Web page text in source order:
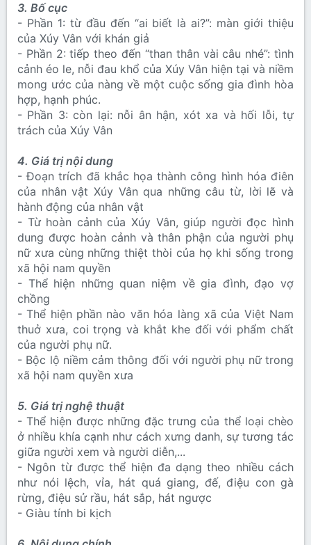
3. Bố cục
- Phần 1: từ đầu đến “ai biết là ai?”: màn giới thiệu
của Xúy Vân với khán giả
- Phần 2: tiếp theo đến “than thân vài câu nhé”: tình
cảnh éo le, nỗi đau khổ của Xúy Vân hiện tại và niềm
mong ước của nàng về một cuộc sống gia đình hòa
hợp, hạnh phúc.
- Phần 3: còn lại: nỗi ân hận, xót xa và hối lỗi, tự
trách của Xúy Vân
4. Giá trị nội dung
- Đoạn trích đã khắc họa thành công hình hóa điên
của nhân vật Xúy Vân qua những câu từ, lời lẽ và
hành động của nhân vật
- Từ hoàn cảnh của Xúy Vân, giúp người đọc hình
dung được hoàn cảnh và thân phận của người phụ
nữ xưa cùng những thiệt thòi của họ khi sống trong
xã hội nam quyền
- Thể hiện những quan niệm về gia đình, đạo vợ
chồng
- Thể hiện phần nào văn hóa làng xã của Việt Nam
thuở xưa, coi trọng và khắt khe đối với phẩm chất
của người phụ nữ.
- Bộc lộ niềm cảm thông đối với người phụ nữ trong
xã hội nam quyền xưa
5. Giá trị nghệ thuật
- Thể hiện được những đặc trưng của thể loại chèo
ở nhiều khía cạnh như cách xưng danh, sự tương tác
giữa người xem và người diễn,...
- Ngôn từ được thể hiện đa dạng theo nhiều cách
như nói lệch, vỉa, hát quá giang, đế, điệu con gà
rừng, điệu sử rầu, hát sắp, hát ngược
- Giàu tính bi kịch